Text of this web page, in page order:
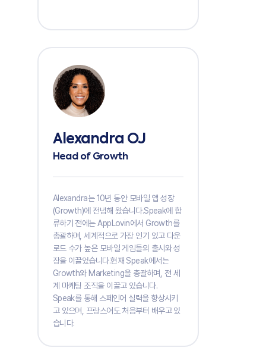
Alexandra OJ
Head of Growth
Alexandra는 10년 동안 모바일 앱 성장
(Growth)에 전념해 왔습니다.Speak에 합
류하기 전에는 AppLovin에서 Growth를
총괄하며, 세계적으로 가장 인기 있고 다운
로드 수가 높은 모바일 게임들의 출시와 성
장을 이끌었습니다.현재 Speak에서는
Growth와 Marketing을 총괄하며, 전 세
계 마케팅 조직을 이끌고 있습니다.
Speak를 통해 스페인어 실력을 향상시키
고 있으며, 프랑스어도 처음부터 배우고 있
습니다.